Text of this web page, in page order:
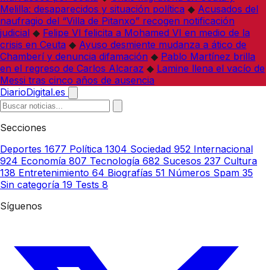
Melilla: desaparecidos y situación política ◆ Acusados del
naufragio del “Villa de Pitanxo” recogen notificación
judicial ◆ Felipe VI felicita a Mohamed VI en medio de la
crisis en Ceuta ◆ Ayuso desmiente mudanza a ático de
Chamberí y denuncia difamación ◆ Pablo Martínez brilla
en el regreso de Carlos Alcaraz ◆ Lamine llena el vacío de
Messi tras cinco años de ausencia
DiarioDigital.es
Secciones
Deportes 1677 Política 1304 Sociedad 952 Internacional
924 Economía 807 Tecnología 682 Sucesos 237 Cultura
138 Entretenimiento 64 Biografías 51 Números Spam 35
Sin categoría 19 Tests 8
Síguenos